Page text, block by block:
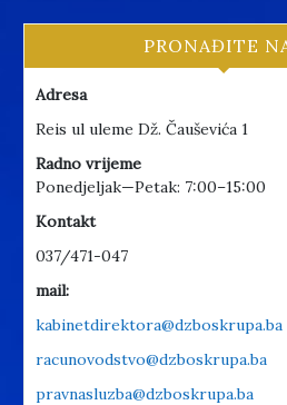
PRONAĐITE
Adresa
Reis ul uleme Dž. Čauševića 1
Radno vrijeme
Ponedjeljak—Petak: 7:00–15:00
Kontakt
037/471-047
mail:
kabinetdirektora@dzboskrupa.ba
racunovodstvo@dzboskrupa.ba
pravnasluzba@dzboskrupa.ba